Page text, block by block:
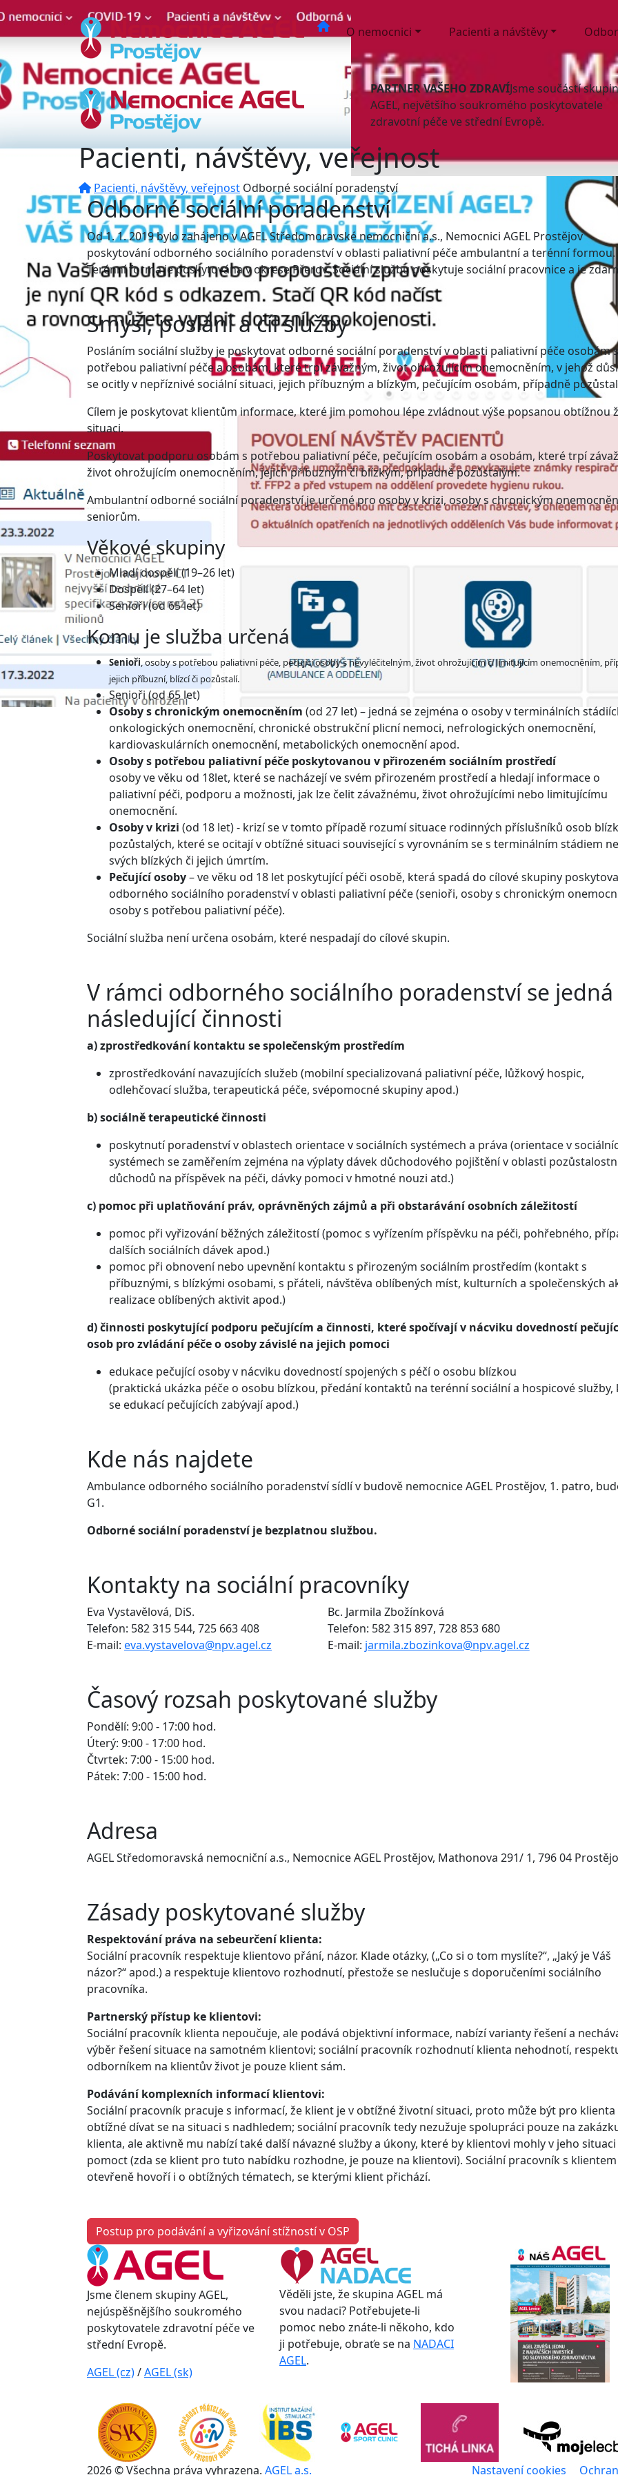
O nemocnici Pacienti a návštěvy
PARTNER VAŠEHO ZDRAVÍJsme součástí
AGEL, největšího soukromého poskytovatele
zdravotní péče ve střední Evropě.
Pacienti, návštěvy, veřejnost
Pacienti, návštěvy, veřejnost Odborné sociální poradenství
Odborné sociální poradenství
Od 1. 1. 2019 bylo zahájeno v AGEL Středomoravské nemocniční a.s., Nemocnici AGEL Prostějov
poskytování odborného sociálního poradenství v oblasti paliativní péče ambulantní a terénní formou.
Terénní forma je poskytována v okrese Přerov. Sociální službu poskytuje sociální pracovnice a je
Smysl, poslání a cíl služby
Posláním sociální služby je poskytovat odborné sociální poradenství v oblasti paliativní péče osobám s
potřebou paliativní péče a osobám, které trpí závažným, život ohrožujícím onemocněním, v jehož
se ocitly v nepříznivé sociální situaci, jejich příbuzným a blízkým, pečujícím osobám, případně
Cílem je poskytovat klientům informace, které jim pomohou lépe zvládnout výše popsanou obtížnou
situaci.
Poskytovat podporu osobám s potřebou paliativní péče, pečujícím osobám a osobám, které trpí
život ohrožujícím onemocněním, jejich příbuzným či blízkým, případně pozůstalým.
Ambulantní odborné sociální poradenství je určené pro osoby v krizi, osoby s chronickým
seniorům.
Věkové skupiny
Mladí dospělí (19–26 let)
Dospělí (27–64 let)
Senioři (od 65 let)
Komu je služba určená
Senioři, osoby s potřebou paliativní péče, pečující osoby s nevyléčitelným, život ohrožujícím či limitujícím onemocněním,
jejich příbuzní, blízcí či pozůstalí.
Senioři (od 65 let)
Osoby s chronickým onemocněním (od 27 let) – jedná se zejména o osoby v terminálních
onkologických onemocnění, chronické obstrukční plicní nemoci, nefrologických onemocnění,
kardiovaskulárních onemocnění, metabolických onemocnění apod.
Osoby s potřebou paliativní péče poskytovanou v přirozeném sociálním prostředí
osoby ve věku od 18let, které se nacházejí ve svém přirozeném prostředí a hledají informace o
paliativní péči, podporu a možnosti, jak lze čelit závažnému, život ohrožujícími nebo limitujícímu
onemocnění.
Osoby v krizi (od 18 let) - krizí se v tomto případě rozumí situace rodinných příslušníků osob
pozůstalých, které se ocitají v obtížné situaci související s vyrovnáním se s terminálním stádiem
svých blízkých či jejich úmrtím.
Pečující osoby– ve věku od 18 let poskytující péči osobě, která spadá do cílové skupiny
odborného sociálního poradenství v oblasti paliativní péče (senioři, osoby s chronickým
osoby s potřebou paliativní péče).
Sociální služba není určena osobám, které nespadají do cílové skupin.
V rámci odborného sociálního poradenství se jedná
následující činnosti
a) zprostředkování kontaktu se společenským prostředím
zprostředkování navazujících služeb (mobilní specializovaná paliativní péče, lůžkový hospic,
odlehčovací služba, terapeutická péče, svépomocné skupiny apod.)
b) sociálně terapeutické činnosti
poskytnutí poradenství v oblastech orientace v sociálních systémech a práva (orientace v
systémech se zaměřením zejména na výplaty dávek důchodového pojištění v oblasti
důchodů na příspěvek na péči, dávky pomoci v hmotné nouzi atd.)
c) pomoc při uplatňování práv, oprávněných zájmů a při obstarávání osobních záležitostí
pomoc při vyřizování běžných záležitostí (pomoc s vyřízením příspěvku na péči, pohřebného,
dalších sociálních dávek apod.)
pomoc při obnovení nebo upevnění kontaktu s přirozeným sociálním prostředím (kontakt s
příbuznými, s blízkými osobami, s přáteli, návštěva oblíbených míst, kulturních a společenských
realizace oblíbených aktivit apod.)
d) činnosti poskytující podporu pečujícím a činnosti, které spočívají v nácviku dovedností
osob pro zvládání péče o osoby závislé na jejich pomoci
edukace pečující osoby v nácviku dovedností spojených s péčí o osobu blízkou
(praktická ukázka péče o osobu blízkou, předání kontaktů na terénní sociální a hospicové služby,
se edukací pečujících zabývají apod.)
Kde nás najdete
Ambulance odborného sociálního poradenství sídlí v budově nemocnice AGEL Prostějov, 1. patro,
G1.
Odborné sociální poradenství je bezplatnou službou.
Kontakty na sociální pracovníky
Eva Vystavělová, DiS.
Telefon: 582 315 544, 725 663 408
E-mail: eva.vystavelova@npv.agel.cz
Bc. Jarmila Zbožínková
Telefon: 582 315 897, 728 853 680
E-mail: jarmila.zbozinkova@npv.agel.cz
Časový rozsah poskytované služby
Pondělí: 9:00 - 17:00 hod.
Úterý: 9:00 - 17:00 hod.
Čtvrtek: 7:00 - 15:00 hod.
Pátek: 7:00 - 15:00 hod.
Adresa
AGEL Středomoravská nemocniční a.s., Nemocnice AGEL Prostějov, Mathonova 291/ 1, 796 04
Zásady poskytované služby
Respektování práva na sebeurčení klienta:
Sociální pracovník respektuje klientovo přání, názor. Klade otázky, („Co si o tom myslíte?“, „Jaký je Váš
názor?“ apod.) a respektuje klientovo rozhodnutí, přestože se neslučuje s doporučeními sociálního
pracovníka.
Partnerský přístup ke klientovi:
Sociální pracovník klienta nepoučuje, ale podává objektivní informace, nabízí varianty řešení a
výběr řešení situace na samotném klientovi; sociální pracovník rozhodnutí klienta nehodnotí,
odborníkem na klientův život je pouze klient sám.
Podávání komplexních informací klientovi:
Sociální pracovník pracuje s informací, že klient je v obtížné životní situaci, proto může být pro klienta
obtížné dívat se na situaci s nadhledem; sociální pracovník tedy nezužuje spolupráci pouze na
klienta, ale aktivně mu nabízí také další návazné služby a úkony, které by klientovi mohly v jeho situaci
pomoct (zda se klient pro tuto nabídku rozhodne, je pouze na klientovi). Sociální pracovník s klientem
otevřeně hovoří i o obtížných tématech, se kterými klient přichází.
Postup pro podávání a vyřizování stížností v OSP
Jsme členem skupiny AGEL,
nejúspěšnějšího soukromého
poskytovatele zdravotní péče ve
střední Evropě.
AGEL (cz)/AGEL (sk)
Věděli jste, že skupina AGEL má
svou nadaci? Potřebujete-li
pomoc nebo znáte-li někoho, kdo
ji potřebuje, obraťe se na NADACI
AGEL.
2026 © Všechna práva vyhrazena. AGEL a.s. Nastavení cookies